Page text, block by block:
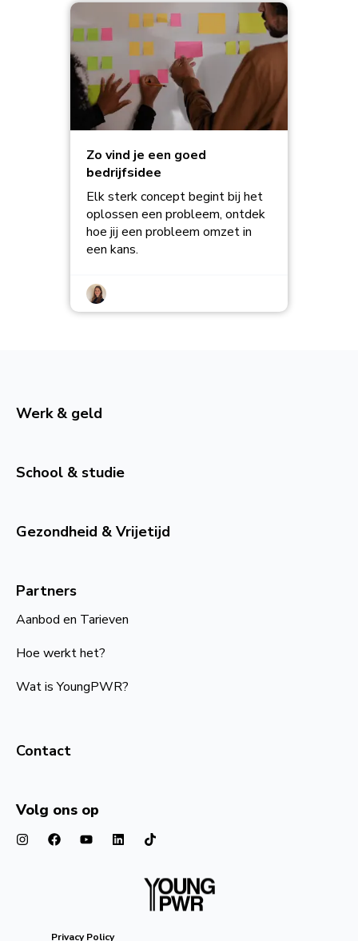
Zo vind je een goed
bedrijfsidee
Elk sterk concept begint bij het
oplossen een probleem, ontdek
hoe jij een probleem omzet in
een kans.
Werk & geld
School & studie
Gezondheid & Vrijetijd
Partners
Aanbod en Tarieven
Hoe werkt het?
Wat is YoungPWR?
Contact
Volg ons op
Privacy Policy